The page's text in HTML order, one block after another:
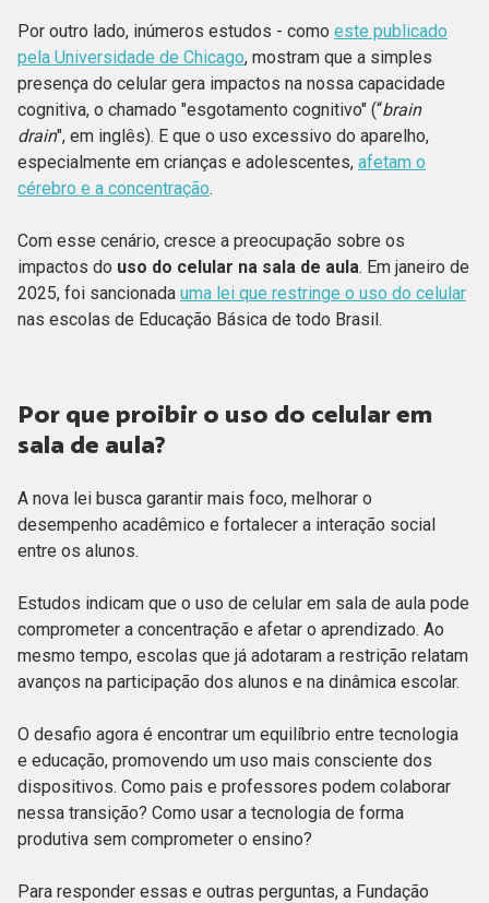
Por outro lado, inúmeros estudos - como este publicado
pela Universidade de Chicago, mostram que a simples
presença do celular gera impactos na nossa capacidade
cognitiva, o chamado "esgotamento cognitivo" (“brain
drain", em inglês). E que o uso excessivo do aparelho,
especialmente em crianças e adolescentes, afetam o
cérebro e a concentração.
Com esse cenário, cresce a preocupação sobre os
impactos do uso do celular na sala de aula. Em janeiro de
2025, foi sancionada uma lei que restringe o uso do celular
nas escolas de Educação Básica de todo Brasil.
Por que proibir o uso do celular em
sala de aula?
A nova lei busca garantir mais foco, melhorar o
desempenho acadêmico e fortalecer a interação social
entre os alunos.
Estudos indicam que o uso de celular em sala de aula pode
comprometer a concentração e afetar o aprendizado. Ao
mesmo tempo, escolas que já adotaram a restrição relatam
avanços na participação dos alunos e na dinâmica escolar.
O desafio agora é encontrar um equilíbrio entre tecnologia
e educação, promovendo um uso mais consciente dos
dispositivos. Como pais e professores podem colaborar
nessa transição? Como usar a tecnologia de forma
produtiva sem comprometer o ensino?
Para responder essas e outras perguntas, a Fundação